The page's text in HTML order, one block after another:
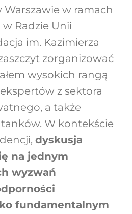
Warszawie w ramach
Radzie Unii
im. Kazimierza
zorganizować
wysokich rangą
z sektora
a także
W kontekście
dyskusja
na jednym
wyzwań
fundamentalnym